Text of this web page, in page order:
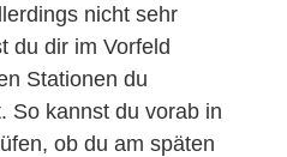
nicht sehr
du dir im Vorfeld
Stationen du
So kannst du vorab in
ob du am späten